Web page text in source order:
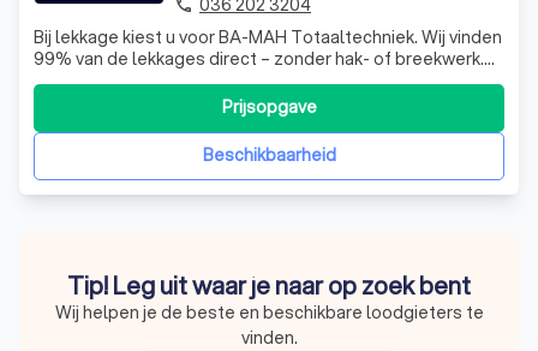
Bij lekkage kiest u voor BA-MAH Totaaltechniek. Wij vinden
99% van de lekkages direct – zonder hak- of breekwerk.
24/7 bereikbaar, betrouwbaar, met helder advies én No
Beschikbaarheid
Prijsopgave
phone
Tip! Leg uit waar je naar op zoek bent
Wij helpen je de beste en beschikbare loodgieters te
vinden.